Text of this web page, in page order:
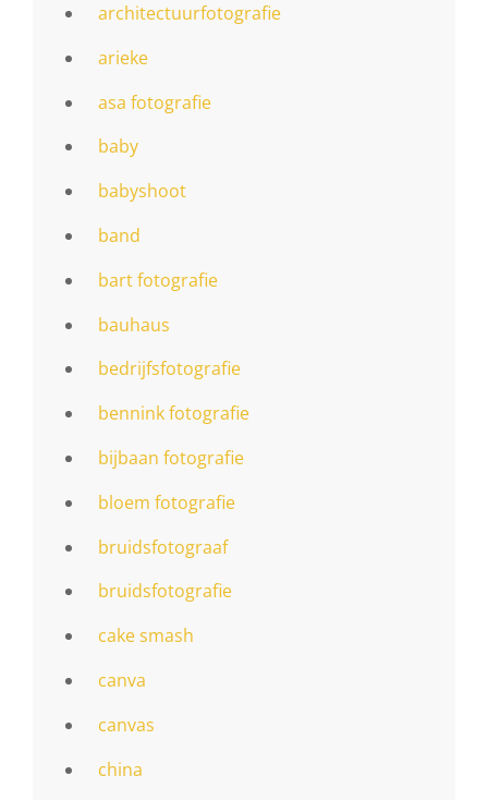
architectuurfotografie
arieke
asa fotografie
baby
babyshoot
band
bart fotografie
bauhaus
bedrijfsfotografie
bennink fotografie
bijbaan fotografie
bloem fotografie
bruidsfotograaf
bruidsfotografie
cake smash
canva
canvas
china